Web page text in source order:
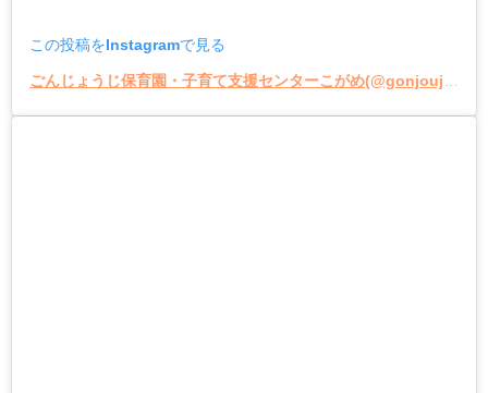
この投稿をInstagramで見る